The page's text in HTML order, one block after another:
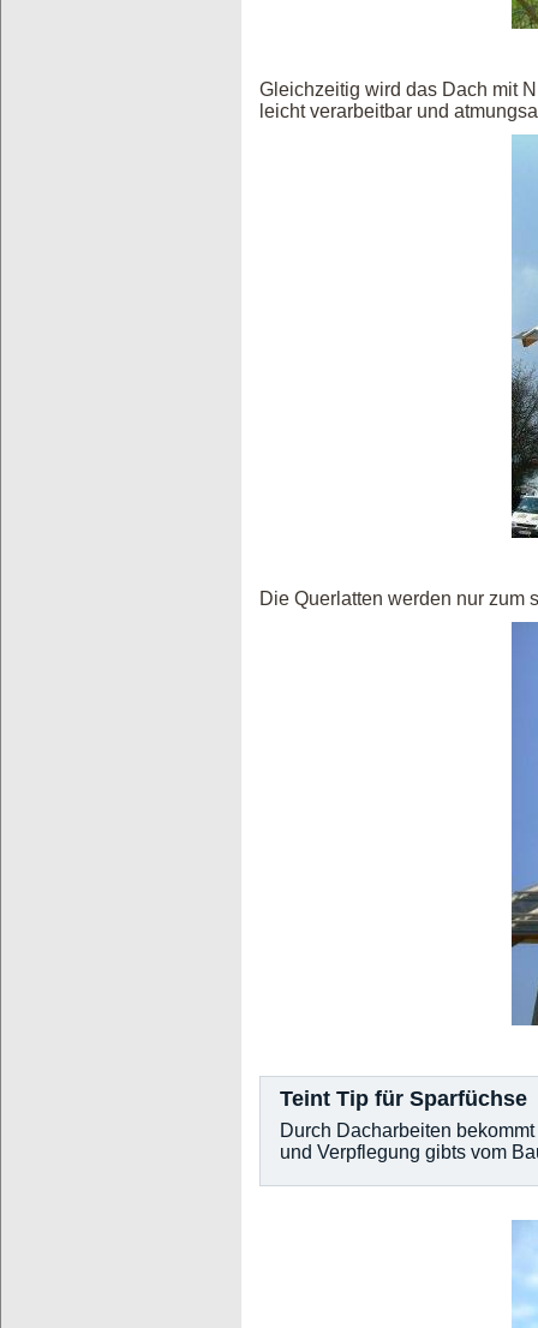
Gleichzeitig wird das Dach mit
leicht verarbeitbar und
Die Querlatten werden nur zum
Teint Tip für Sparfüchse
Durch Dacharbeiten
und Verpflegung gibts vom